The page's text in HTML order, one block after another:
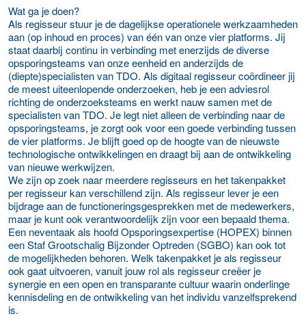
Wat ga je doen?
Als regisseur stuur je de dagelijkse operationele werkzaamheden
aan (op inhoud en proces) van één van onze vier platforms. Jij
staat daarbij continu in verbinding met enerzijds de diverse
opsporingsteams van onze eenheid en anderzijds de
(diepte)specialisten van TDO. Als digitaal regisseur coördineer jij
de meest uiteenlopende onderzoeken, heb je een adviesrol
richting de onderzoeksteams en werkt nauw samen met de
specialisten van TDO. Je legt niet alleen de verbinding naar de
opsporingsteams, je zorgt ook voor een goede verbinding tussen
de vier platforms. Je blijft goed op de hoogte van de nieuwste
technologische ontwikkelingen en draagt bij aan de ontwikkeling
van nieuwe werkwijzen.
We zijn op zoek naar meerdere regisseurs en het takenpakket
per regisseur kan verschillend zijn. Als regisseur lever je een
bijdrage aan de functioneringsgesprekken met de medewerkers,
maar je kunt ook verantwoordelijk zijn voor een bepaald thema.
Een neventaak als hoofd Opsporingsexpertise (HOPEX) binnen
een Staf Grootschalig Bijzonder Optreden (SGBO) kan ook tot
de mogelijkheden behoren. Welk takenpakket je als regisseur
ook gaat uitvoeren, vanuit jouw rol als regisseur creëer je
synergie en een open en transparante cultuur waarin onderlinge
kennisdeling en de ontwikkeling van het individu vanzelfsprekend
is.